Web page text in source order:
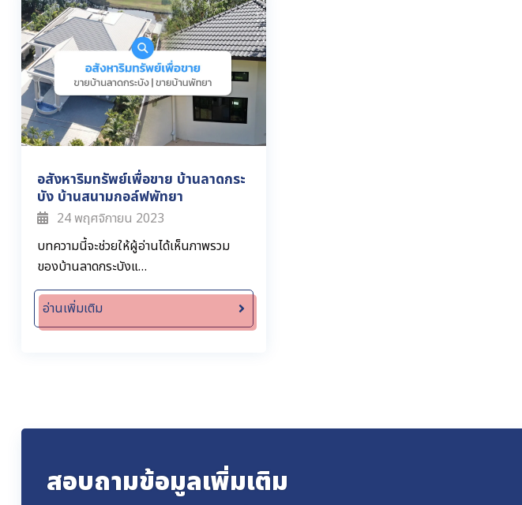
อสังหาริมทรัพย์เพื่อขาย บ้านลาดกระ
บัง บ้านสนามกอล์ฟพัทยา
24 พฤศจิกายน 2023
บทความนี้จะช่วยให้ผู้อ่านได้เห็นภาพรวม
ของบ้านลาดกระบังแ…
อ่านเพิ่มเติม
สอบถามข้อมูลเพิ่มเติม